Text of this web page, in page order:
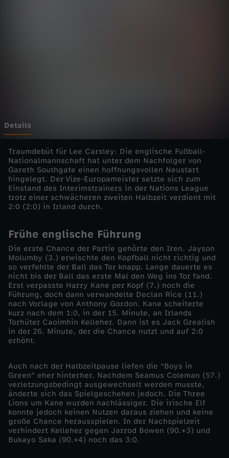
e
-
2
0
2
6
/
2
7
-
E
n
g
l
Details
Traumdebüt für Lee Carsley: Die englische Fußball-
Nationalmannschaft hat unter dem Nachfolger von
Gareth Southgate einen hoffnungsvollen Neustart
hingelegt. Der Vize-Europameister setzte sich zum
Einstand des Interimstrainers in der Nations League
trotz einer schwächeren zweiten Halbzeit verdient mit
2:0 (2:0) in Irland durch.
Frühe englische Führung
Die erste Chance der Partie gehörte den Iren. Jayson
Molumby (3.) erwischte den Kopfball nicht richtig und
so verfehlte der Ball das Tor knapp. Lange dauerte es
nicht bis der Ball das erste Mal den Weg ins Tor fand.
Erst verpasste Harry Kane per Kopf (7.) noch die
Führung, doch dann verwandelte Declan Rice (11.)
nach Vorlage von Anthony Gordon. Kane scheiterte
kurz nach dem 1:0, in der 15. Minute, an Irlands
Torhüter Caoimhin Kelleher. Dann ist es Jack Grealish
in der 26. Minute, der die Chance nutzt und auf 2:0
erhöht.
Auch nach der Halbzeitpause liefen die “Boys in
Green” eher hinterher. Nachdem Seamus Coleman (57.)
verletzungsbedingt ausgewechselt werden musste,
änderte sich das Spielgeschehen jedoch. Die Three
Lions um Kane wurden nachlässiger. Die irische Elf
konnte jedoch keinen Nutzen daraus ziehen und keine
große Chance herausspielen. In der Nachspielzeit
verhindert Kelleher gegen Jarrod Bowen (90.+3) und
Bukayo Saka (90.+4) noch das 3:0.